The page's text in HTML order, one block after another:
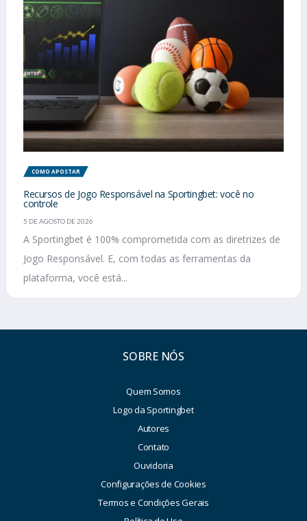
COMO APOSTAR
Recursos de Jogo Responsável na Sportingbet: você no
controle
5 DE AGOSTO DE 2026
A Sportingbet é 100% comprometida com as diretrizes de
Jogo Responsável. E, com todas as ferramentas da
plataforma, você está...
SOBRE NÓS
Quem Somos
Logo da Sportingbet
Autores
Contato
Ouvidoria
Configurações de Cookies
Termos e Condições Gerais